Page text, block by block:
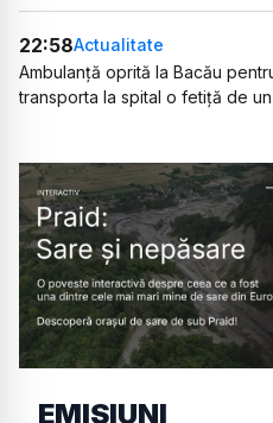
22:58Actualitate
Ambulanță oprită la Bacău
transporta la spital o fetiță de
EMISIUNI